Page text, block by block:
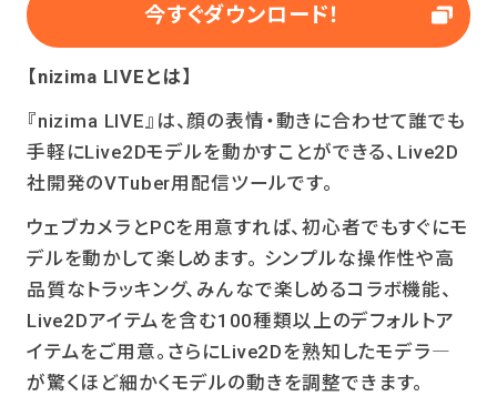
今すぐダウンロード！
【nizima LIVEとは】
『nizima LIVE』は、顔の表情・動きに合わせて誰でも
手軽にLive2Dモデルを動かすことができる、Live2D
社開発のVTuber用配信ツールです。
ウェブカメラとPCを用意すれば、初心者でもすぐにモ
デルを動かして楽しめます。 シンプルな操作性や高
品質なトラッキング、みんなで楽しめるコラボ機能、
Live2Dアイテムを含む100種類以上のデフォルトア
イテムをご用意。さらにLive2Dを熟知したモデラ―
が驚くほど細かくモデルの動きを調整できます。